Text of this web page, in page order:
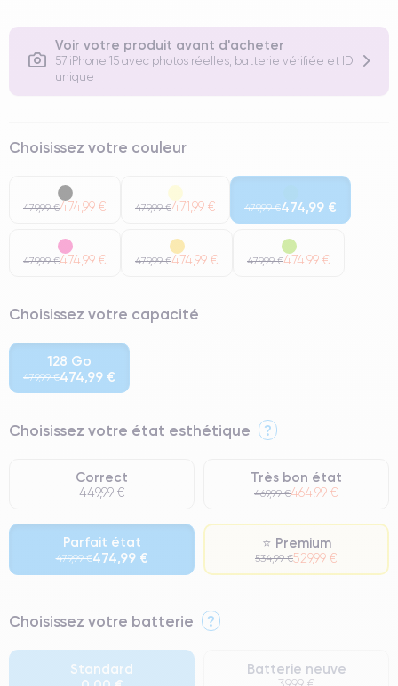
Voir votre produit avant d'acheter
57 iPhone 15 avec photos réelles, batterie vérifiée et ID
unique
Choisissez votre couleur
479,99 €474,99 € 479,99 €471,99 € 479,99 €474,99 €
479,99 €474,99 € 479,99 €474,99 € 479,99 €474,99 €
Choisissez votre capacité
128 Go
479,99 €474,99 €
Choisissez votre état esthétique ?
Correct
449,99 €
Très bon état
469,99 €464,99 €
Parfait état
479,99 €474,99 €
⭐ Premium
534,99 €529,99 €
⭐ Premium
● Batterie : usage intensif.
Choisissez votre batterie ?
Standard
Batterie neuve